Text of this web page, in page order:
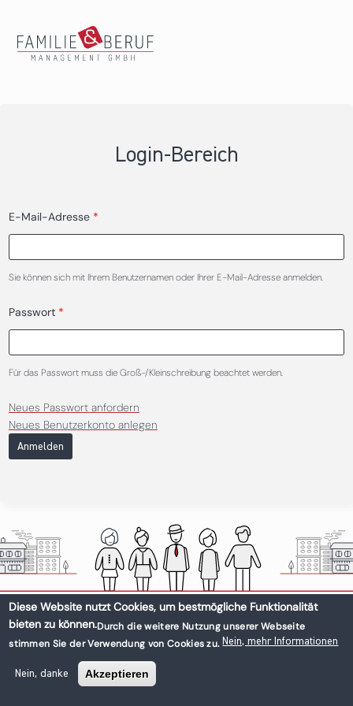
Login-Bereich
Haupt-Reiter
E-Mail-Adresse *
Sie können sich mit Ihrem Benutzernamen oder Ihrer E-Mail-Adresse anmelden.
Passwort *
Für das Passwort muss die Groß-/Kleinschreibung beachtet werden.
Neues Passwort anfordern
Neues Benutzerkonto anlegen
Anmelden
Diese Website nutzt Cookies, um bestmögliche Funktionalität
bieten zu können.Durch die weitere Nutzung unserer Webseite
stimmen Sie der Verwendung von Cookies zu. Nein, mehr Informationen
Nein, danke Akzeptieren